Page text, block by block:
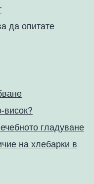
да опитате
висок?
гладуване
на хлебарки в